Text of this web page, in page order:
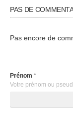
PAS DE
Pas encore de
Prénom *
Votre prénom ou